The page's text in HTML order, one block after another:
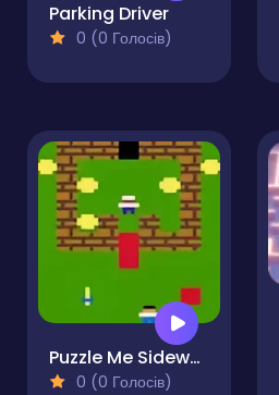
Parking Driver
0 (0 Голосів)
Puzzle Me Sideways
0 (0 Голосів)